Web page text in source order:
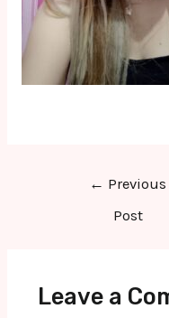
← Previous
Post
Leave a